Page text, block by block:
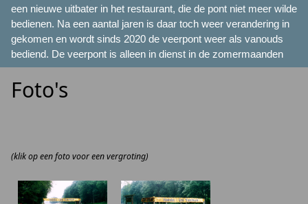
een nieuwe uitbater in het restaurant, die de pont niet meer wilde
bedienen. Na een aantal jaren is daar toch weer verandering in
gekomen en wordt sinds 2020 de veerpont weer als vanouds
bediend. De veerpont is alleen in dienst in de zomermaanden
Foto's
(klik op een foto voor een vergroting)